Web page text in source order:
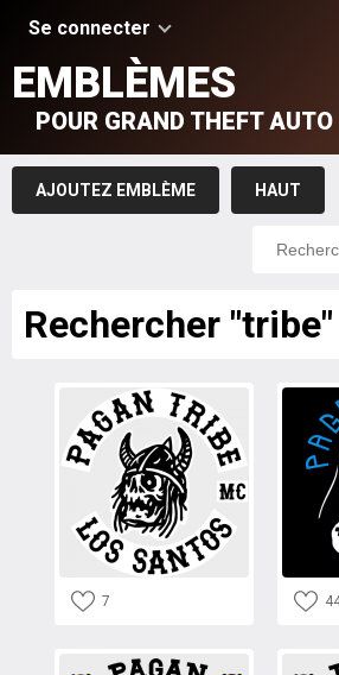
Se connecter
EMBLÈMES
POUR GRAND THEFT AUTO
AJOUTEZ EMBLÈME HAUT
Rechercher "tribe"
7